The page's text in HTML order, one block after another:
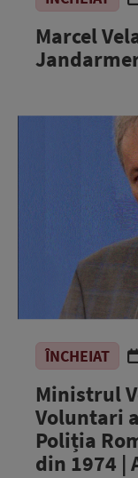
Marcel
ÎNCHEIAT
Ministrul
Voluntari
Poliția
din 1974 |